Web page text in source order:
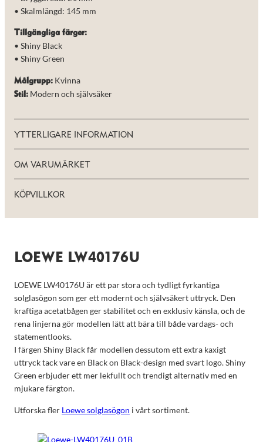
• Skalmlängd: 145 mm
Tillgängliga färger:
• Shiny Black
• Shiny Green
Målgrupp: Kvinna
Stil: Modern och självsäker
YTTERLIGARE INFORMATION
OM VARUMÄRKET
KÖPVILLKOR
LOEWE LW40176U
LOEWE LW40176U är ett par stora och tydligt fyrkantiga
solglasögon som ger ett modernt och självsäkert uttryck. Den
kraftiga acetatbågen ger stabilitet och en exklusiv känsla, och de
rena linjerna gör modellen lätt att bära till både vardags- och
statementlooks.
I färgen Shiny Black får modellen dessutom ett extra kaxigt
uttryck tack vare en Black on Black-design med svart logo. Shiny
Green erbjuder ett mer lekfullt och trendigt alternativ med en
mjukare färgton.
Utforska fler Loewe solglasögon i vårt sortiment.
de här
kakorna
funktionalitet
att försvinna
från
hemsidan.
intressen och ditt
chansen att få se
och erbjudanden.